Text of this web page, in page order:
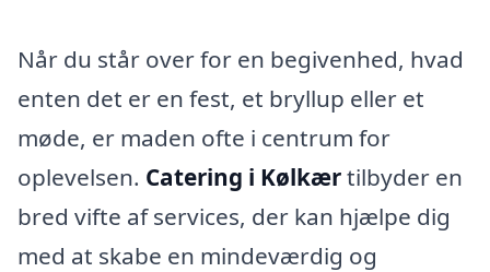
Når du står over for en begivenhed, hvad
enten det er en fest, et bryllup eller et
møde, er maden ofte i centrum for
oplevelsen. Catering i Kølkærtilbyder en
bred vifte af services, der kan hjælpe dig
med at skabe en mindeværdig og